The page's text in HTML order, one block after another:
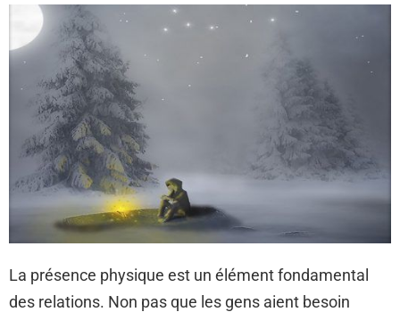
La présence physique est un élément fondamental
des relations. Non pas que les gens aient besoin